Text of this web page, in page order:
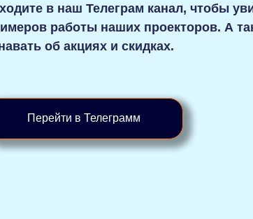
в наш Телеграм канал, чтобы
работы наших проекторов. А
об акциях и скидках.
Перейти в Телеграмм